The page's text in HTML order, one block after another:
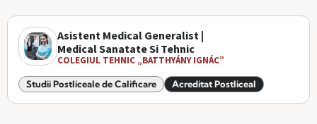
Asistent Medical Generalist |
Medical Sanatate Si Tehnic
COLEGIUL TEHNIC „BATTHYÁNY IGNÁC”
Studii Postliceale de Calificare Acreditat Postliceal